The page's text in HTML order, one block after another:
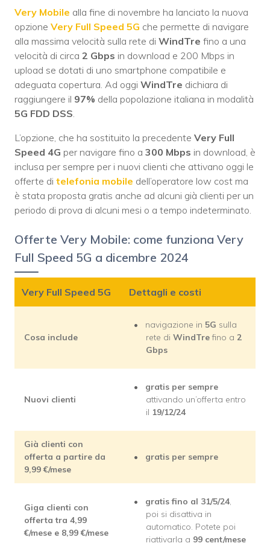
Very Mobile alla fine di novembre ha lanciato la nuova
opzione Very Full Speed 5G che permette di navigare
alla massima velocità sulla rete di WindTre fino a una
velocità di circa 2 Gbps in download e 200 Mbps in
upload se dotati di uno smartphone compatibile e
adeguata copertura. Ad oggi WindTre dichiara di
raggiungere il 97% della popolazione italiana in modalità
5G FDD DSS
L’opzione, che ha sostituito la precedente Very Full
Speed 4G per navigare fino a 300 Mbps in download, è
inclusa per sempre per i nuovi clienti che attivano oggi le
offerte di telefonia mobile dell’operatore low cost ma
è stata proposta gratis anche ad alcuni già clienti per un
periodo di prova di alcuni mesi o a tempo indeterminato.
Offerte Very Mobile: come funziona Very
Full Speed 5G a dicembre 2024
Very Full Speed 5G Dettagli e costi
Cosa include
navigazione in 5G sulla
rete di WindTrefino a 2
Gbps
Nuovi clienti
gratis per sempre
attivando un’offerta entro
il 19/12/24
Già clienti con
offerta a partire da
9,99€/mese
gratis per sempre
Giga clienti con
offerta tra 4,99
€/mese e 8,99€/mese
gratis fino al 31/5/24,
poi si disattiva in
automatico. Potete poi
riattivarla a 99 cent/mese